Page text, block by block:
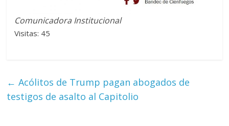
Comunicadora Institucional
Visitas: 45
← Acólitos de Trump pagan abogados de
testigos de asalto al Capitolio